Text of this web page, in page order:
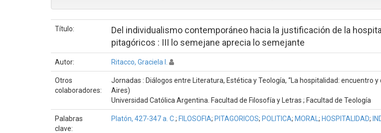
Título:
Del individualismo contemporáneo hacia la justificación de la
pitagóricos : III lo semejane aprecia lo semejante
Autor: Ritacco, Graciela I.
Otros
colaboradores:
Jornadas : Diálogos entre Literatura, Estética y Teología, “La hospitalidad: encuentro y
Aires)
Universidad Católica Argentina. Facultad de Filosofía y Letras ; Facultad de Teología
Palabras
clave:
Platón, 427-347 a. C.; FILOSOFIA; PITAGORICOS; POLITICA; MORAL ; HOSPITALIDAD;